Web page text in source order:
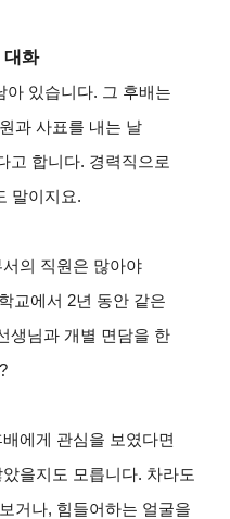
대화
아 있습니다. 그 후배는
과 사표를 내는 날
고 합니다. 경력직으로
말이지요.
의 직원은 많아야
교에서 2년 동안 같은
생님과 개별 면담을 한
에게 관심을 보였다면
을지도 모릅니다. 차라도
거나, 힘들어하는 얼굴을